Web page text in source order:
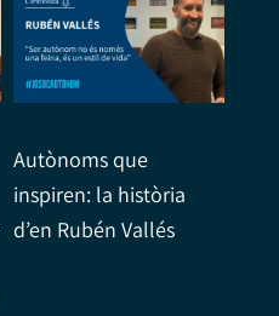
Autònoms que
inspiren: la història
d’en Rubén Vallés